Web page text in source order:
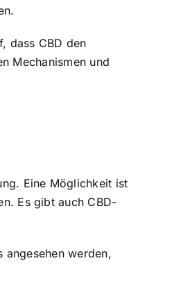
dass CBD den
Mechanismen und
Eine Möglichkeit ist
Es gibt auch CBD-
angesehen werden,